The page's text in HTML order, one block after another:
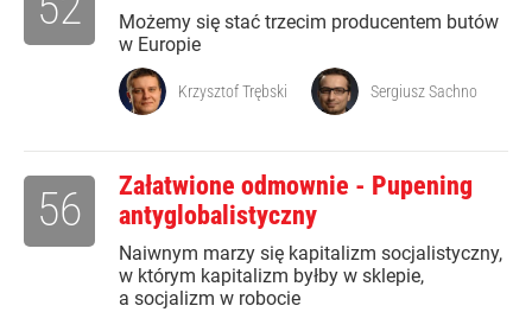
Możemy się stać trzecim producentem butów
w Europie
Krzysztof Trębski Sergiusz Sachno
Załatwione odmownie - Pupening
antyglobalistyczny
Naiwnym marzy się kapitalizm socjalistyczny,
w którym kapitalizm byłby w sklepie,
a socjalizm w robocie
56